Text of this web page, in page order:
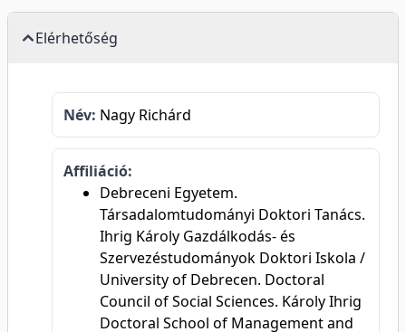
Elérhetőség
Név: Nagy Richárd
Affiliáció:
Debreceni Egyetem.
Társadalomtudományi Doktori Tanács.
Ihrig Károly Gazdálkodás- és
Szervezéstudományok Doktori Iskola /
University of Debrecen. Doctoral
Council of Social Sciences. Károly Ihrig
Doctoral School of Management and